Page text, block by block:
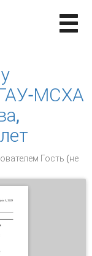
МСХА
Гость (не